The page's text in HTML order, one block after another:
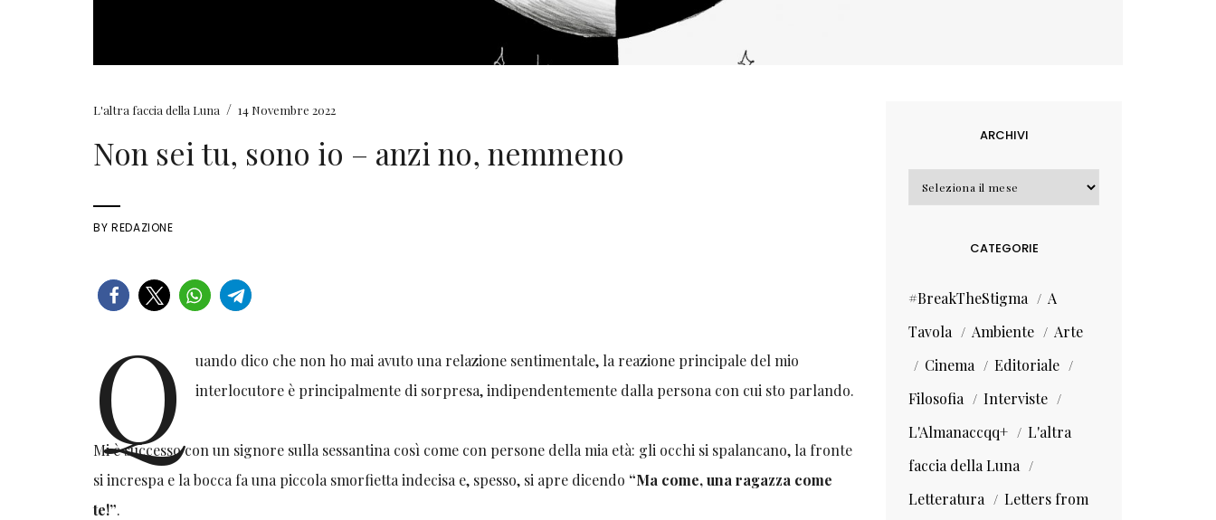
L'altra faccia della Luna / 14 Novembre 2022
Non sei tu, sono io – anzi no, nemmeno
BYREDAZIONE
Q
uando dico che non ho mai avuto una relazione sentimentale, la reazione principale del mio
interlocutore è principalmente di sorpresa, indipendentemente dalla persona con cui sto parlando.
Mi è successo con un signore sulla sessantina così come con persone della mia età: gli occhi si spalancano, la fronte
si increspa e la bocca fa una piccola smorfietta indecisa e, spesso, si apre dicendo “Ma come, una ragazza come
te!”.
ARCHIVI
Archivi
CATEGORIE
#BreakTheStigma
A
Tavola
Ambiente
Arte
Cinema
Editoriale
Filosofia
Interviste
L'Almanaccqq+
L'altra
faccia della Luna
Letteratura
Letters from